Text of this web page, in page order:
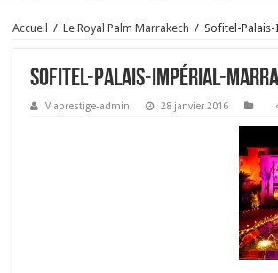
Accueil / Le Royal Palm Marrakech / Sofitel-
Sofitel-Palais-Impérial-
Viaprestige-admin 28 janvier 2016